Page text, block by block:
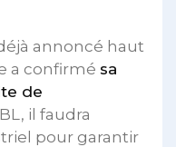
annoncé haut
a confirmé sa
de
il faudra
pour garantir